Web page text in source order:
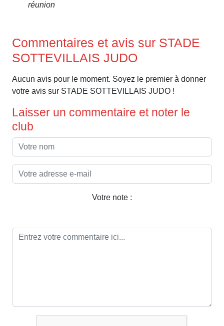
réunion
Commentaires et avis sur STADE
SOTTEVILLAIS JUDO
Aucun avis pour le moment. Soyez le premier à donner
votre avis sur STADE SOTTEVILLAIS JUDO !
Laisser un commentaire et noter le
club
Votre note :